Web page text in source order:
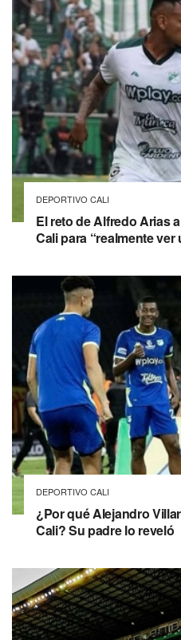
DEPORTIVO CALI
El reto de Alfredo Arias
Cali para “realmente
DEPORTIVO CALI
¿Por qué Alejandro
Cali? Su padre lo reveló